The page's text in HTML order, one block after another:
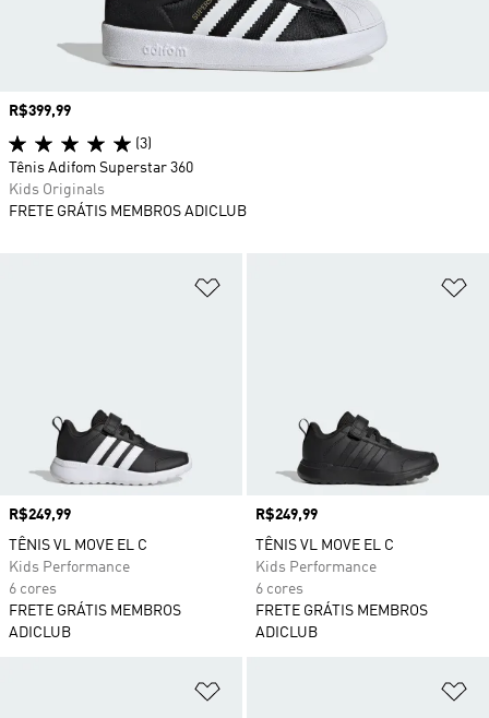
Preço
R$249,99
TÊNIS VL MOVE EL C
Kids Performance
6 cores
FRETE GRÁTIS MEMBROS
ADICLUB
Preço
R$249,99
TÊNIS VL MOVE EL C
Kids Performance
6 cores
FRETE GRÁTIS MEMBROS
ADICLUB
Preço
R$399,99
(3)
Tênis Adifom Superstar 360
Kids Originals
FRETE GRÁTIS MEMBROS ADICLUB